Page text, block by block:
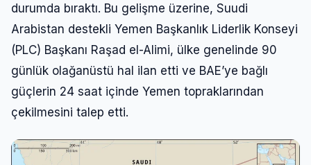
durumda bıraktı. Bu gelişme üzerine, Suudi
Arabistan destekli Yemen Başkanlık Liderlik Konseyi
(PLC) Başkanı Raşad el-Alimi, ülke genelinde 90
günlük olağanüstü hal ilan etti ve BAE’ye bağlı
güçlerin 24 saat içinde Yemen topraklarından
çekilmesini talep etti.